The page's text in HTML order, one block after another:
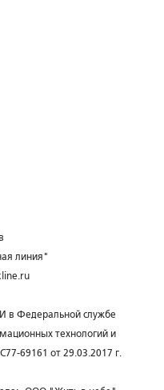
линия"
в Федеральной службе
технологий и
69161 от 29.03.2017 г.